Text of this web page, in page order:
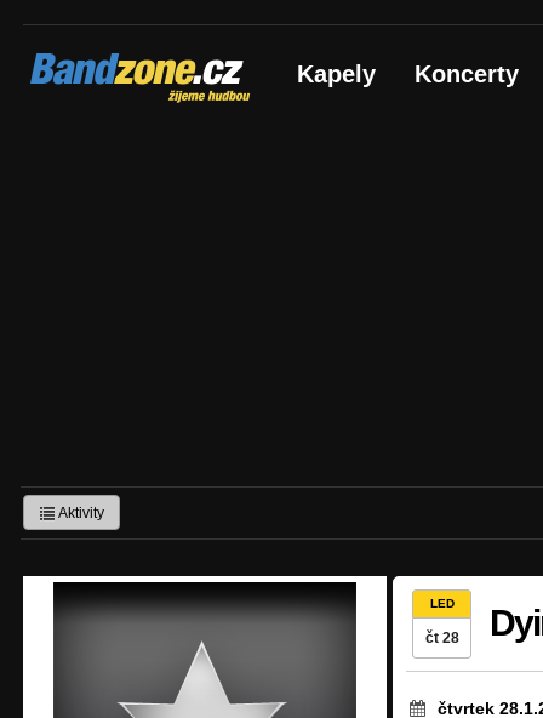
Bandzone.cz
žijeme hudbou Kapely Koncerty
Aktivity
LED
čt 28
čtvrtek